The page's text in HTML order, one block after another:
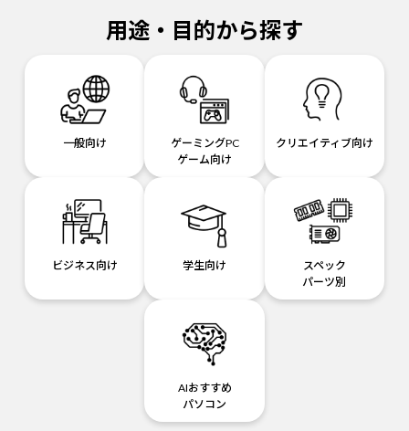
用途・目的から探す
一般向け
ゲーミングPC
ゲーム向け
クリエイティブ向け
ビジネス向け 学生向け
スペック
パーツ別
AIおすすめ
パソコン